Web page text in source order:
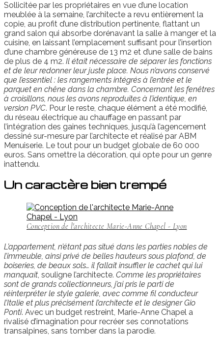
Sollicitée par les propriétaires en vue d’une location
meublée à la semaine, l’architecte a revu entièrement la
copie, au profit d’une distribution pertinente, flattant un
grand salon qui absorbe dorénavant la salle à manger et la
cuisine, en laissant l’emplacement suffisant pour l’insertion
d’une chambre généreuse de 13 m2 et d’une salle de bains
de plus de 4 m2. Il était nécessaire de séparer les fonctions
et de leur redonner leur juste place. Nous n’avons conservé
que l’essentiel : les rangements intégrés à l’entrée et le
parquet en chêne dans la chambre. Concernant les fenêtres
à croisillons, nous les avons reproduites à l’identique, en
version PVC. Pour le reste, chaque élément a été modifié,
du réseau électrique au chauffage en passant par
l’intégration des gaines techniques, jusqu’à l’agencement
dessiné sur-mesure par l’architecte et réalisé par ABM
Menuiserie. Le tout pour un budget globale de 60 000
euros. Sans omettre la décoration, qui opte pour un genre
inattendu.
Un caractère bien trempé
Conception de l'architecte Marie-Anne Chapel - Lyon
L’appartement, n’étant pas situé dans les parties nobles de
l’immeuble, ainsi privé de belles hauteurs sous plafond, de
boiseries, de beaux sols… il fallait insuffler le cachet qui lui
manquait, souligne l’architecte. Comme les propriétaires
sont de grands collectionneurs, j’ai pris le parti de
réinterpréter le style galerie, avec comme fil conducteur
l’Italie et plus précisément l’architecte et le designer Gio
Ponti. Avec un budget restreint, Marie-Anne Chapel a
rivalisé d’imagination pour recréer ses connotations
transalpines, sans tomber dans la parodie.